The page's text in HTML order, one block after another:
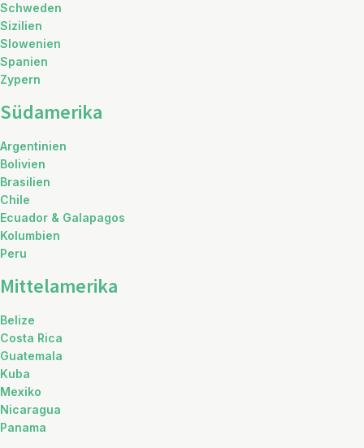
Schweden
Sizilien
Slowenien
Spanien
Zypern
Südamerika
Argentinien
Bolivien
Brasilien
Chile
Ecuador & Galapagos
Kolumbien
Peru
Mittelamerika
Belize
Costa Rica
Guatemala
Kuba
Mexiko
Nicaragua
Panama